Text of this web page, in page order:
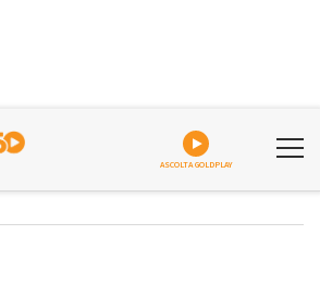
ASCOLTA GOLDPLAY